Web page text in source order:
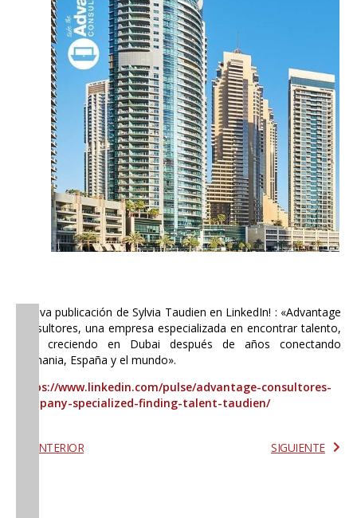
¡Nueva publicación de Sylvia Taudien en LinkedIn! : «Advantage
Consultores, una empresa especializada en encontrar talento,
está creciendo en Dubai después de años conectando
Alemania, España y el mundo».
https://www.linkedin.com/pulse/advantage-consultores-
company-specialized-finding-talent-taudien/
ANTERIOR SIGUIENTE